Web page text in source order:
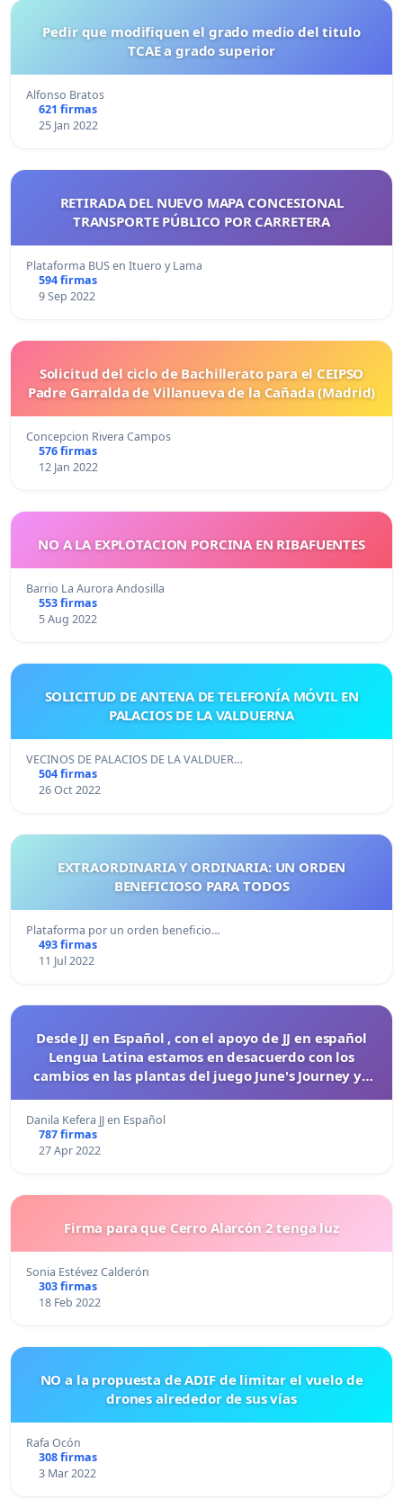
Pedir que modifiquen el grado medio del titulo
TCAE a grado superior
Alfonso Bratos
621 firmas
25 Jan 2022
RETIRADA DEL NUEVO MAPA CONCESIONAL
TRANSPORTE PÚBLICO POR CARRETERA
Plataforma BUS en Ituero y Lama
594 firmas
9 Sep 2022
Solicitud del ciclo de Bachillerato para el CEIPSO
Padre Garralda de Villanueva de la Cañada (Madrid)
Concepcion Rivera Campos
576 firmas
12 Jan 2022
NO A LA EXPLOTACION PORCINA EN RIBAFUENTES
Barrio La Aurora Andosilla
553 firmas
5 Aug 2022
SOLICITUD DE ANTENA DE TELEFONÍA MÓVIL EN
PALACIOS DE LA VALDUERNA
VECINOS DE PALACIOS DE LA VALDUER…
504 firmas
26 Oct 2022
EXTRAORDINARIA Y ORDINARIA: UN ORDEN
BENEFICIOSO PARA TODOS
Plataforma por un orden beneficio…
493 firmas
11 Jul 2022
Desde JJ en Español , con el apoyo de JJ en español
Lengua Latina estamos en desacuerdo con los
cambios en las plantas del juego June's Journey ya
Danila Kefera JJ en Español
787 firmas
27 Apr 2022
Firma para que Cerro Alarcón 2 tenga luz
Sonia Estévez Calderón
303 firmas
18 Feb 2022
NO a la propuesta de ADIF de limitar el vuelo de
drones alrededor de sus vías
Rafa Ocón
308 firmas
3 Mar 2022